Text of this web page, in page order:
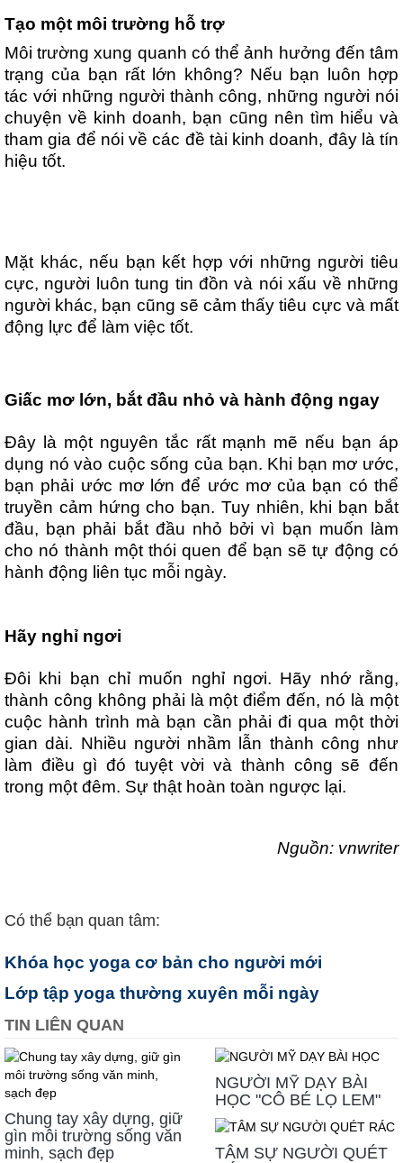
Tạo một môi trường hỗ trợ
Môi trường xung quanh có thể ảnh hưởng đến tâm
trạng của bạn rất lớn không? Nếu bạn luôn hợp
tác với những người thành công, những người nói
chuyện về kinh doanh, bạn cũng nên tìm hiểu và
tham gia để nói về các đề tài kinh doanh, đây là tín
hiệu tốt.
Mặt khác, nếu bạn kết hợp với những người tiêu
cực, người luôn tung tin đồn và nói xấu về những
người khác, bạn cũng sẽ cảm thấy tiêu cực và mất
động lực để làm việc tốt.
Giấc mơ lớn, bắt đầu nhỏ và hành động ngay
Đây là một nguyên tắc rất mạnh mẽ nếu bạn áp
dụng nó vào cuộc sống của bạn. Khi bạn mơ ước,
bạn phải ước mơ lớn để ước mơ của bạn có thể
truyền cảm hứng cho bạn. Tuy nhiên, khi bạn bắt
đầu, bạn phải bắt đầu nhỏ bởi vì bạn muốn làm
cho nó thành một thói quen để bạn sẽ tự động có
hành động liên tục mỗi ngày.
Hãy nghỉ ngơi
Đôi khi bạn chỉ muốn nghỉ ngơi. Hãy nhớ rằng,
thành công không phải là một điểm đến, nó là một
cuộc hành trình mà bạn cần phải đi qua một thời
gian dài. Nhiều người nhầm lẫn thành công như
làm điều gì đó tuyệt vời và thành công sẽ đến
trong một đêm. Sự thật hoàn toàn ngược lại.
Nguồn: vnwriter
Có thể bạn quan tâm:
Khóa học yoga cơ bản cho người mới
Lớp tập yoga thường xuyên mỗi ngày
TIN LIÊN QUAN
Chung tay xây dựng, giữ
gìn môi trường sống văn
minh, sạch đẹp
NGƯỜI MỸ DẠY BÀI
HỌC "CÔ BÉ LỌ LEM"
TÂM SỰ NGƯỜI QUÉT